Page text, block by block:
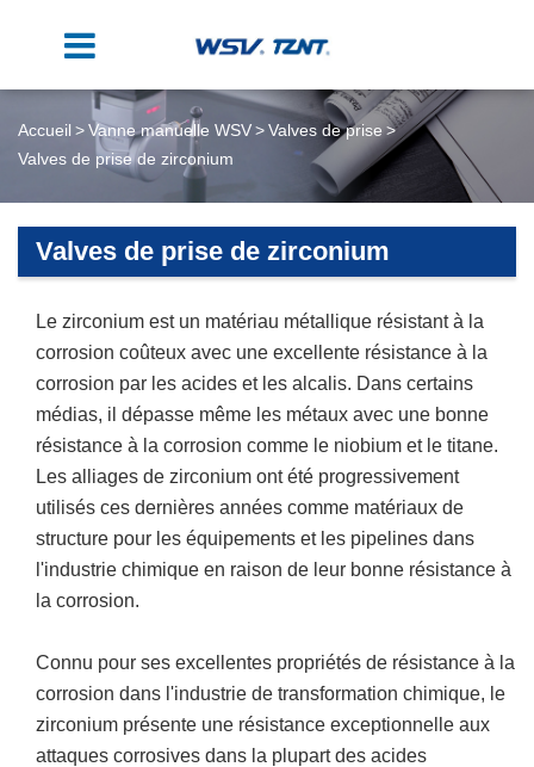
Accueil Vanne manuelle WSV
Valves de prise
Valves de prise de zirconium
Valves de prise de zirconium
Le zirconium est un matériau métallique résistant à la
corrosion coûteux avec une excellente résistance à la
corrosion par les acides et les alcalis. Dans certains
médias, il dépasse même les métaux avec une bonne
résistance à la corrosion comme le niobium et le titane.
Les alliages de zirconium ont été progressivement
utilisés ces dernières années comme matériaux de
structure pour les équipements et les pipelines dans
l'industrie chimique en raison de leur bonne résistance à
la corrosion.
Connu pour ses excellentes propriétés de résistance à la
corrosion dans l'industrie de transformation chimique, le
zirconium présente une résistance exceptionnelle aux
attaques corrosives dans la plupart des acides